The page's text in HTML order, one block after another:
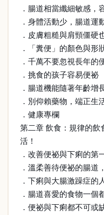
．腸道相當纖細敏感，
．身體活動少，腸道運
．皮膚粗糙與肩頸僵硬
．「糞便」的顏色與形
．千萬不要忽視長年的
．挑食的孩子容易便祕
．腸道機能隨著年齡增
．別仰賴藥物，端正生
．健康專欄
第二章 飲食：規律的飲
活！
．改善便祕與下痢的第
．溫柔善待便祕的腸道
．下痢與大腸激躁症的
．腸道喜愛的食物一個
．便祕與下痢都不可或